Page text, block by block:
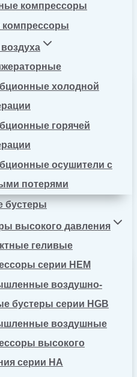
компрессоры
компрессоры
холодной
горячей
осушители с
потерями
бустеры
высокого давления
геливые
серии HEM
воздушно-
бустеры серии HGB
воздушные
высокого
серии HA